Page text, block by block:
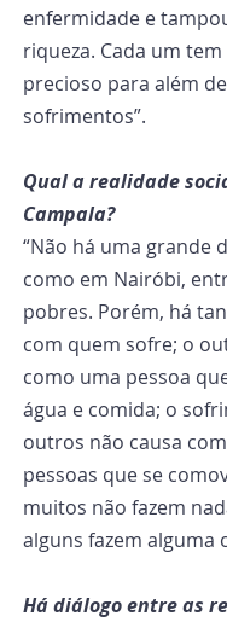
enfermidade e
riqueza. Cada um
precioso para além
sofrimentos”.
Qual a realidade
Campala?
“Não há uma grande
como em Nairóbi,
pobres. Porém, há
com quem sofre; o
como uma pessoa
água e comida; o
outros não causa
pessoas que se
muitos não fazem
alguns fazem alguma
Há diálogo entre as